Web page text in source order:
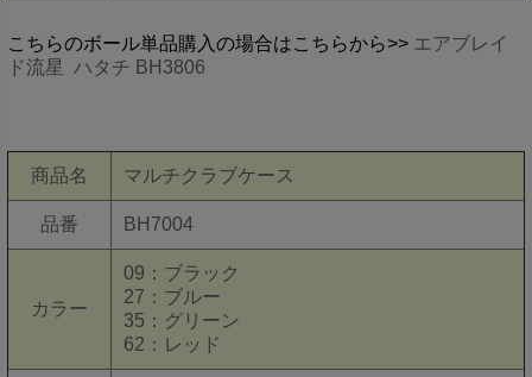
こちらのボール単品購入の場合はこちらから>> エアブレイ
ド流星 ハタチ BH3806
商品名 マルチクラブケース
品番 BH7004
カラー
09：ブラック
27：ブルー
35：グリーン
62：レッド